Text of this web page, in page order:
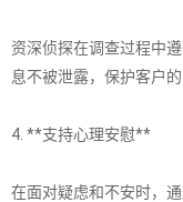
资深侦探在调查过程中
息不被泄露，保护客户的
4. **支持心理安慰**
在面对疑虑和不安时，